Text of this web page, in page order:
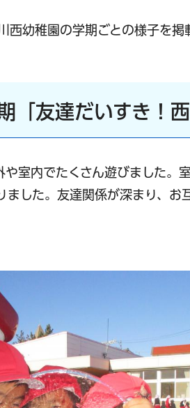
西幼稚園の学期ごとの様子を掲
「友達だいすき！西
室内でたくさん遊びました。
ました。友達関係が深まり、